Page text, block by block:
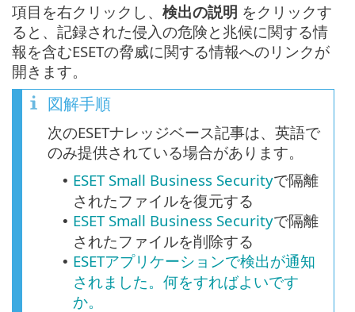
項目を右クリックし、 検出の説明 をクリックす
ると、記録された侵入の危険と兆候に関する情
報を含むESETの脅威に関する情報へのリンクが
開きます。
図解手順
次のESETナレッジベース記事は、英語で
のみ提供されている場合があります。
• ESET Small Business Securityで隔離
されたファイルを復元する
• ESET Small Business Securityで隔離
されたファイルを削除する
• ESETアプリケーションで検出が通知
されました。何をすればよいです
か。